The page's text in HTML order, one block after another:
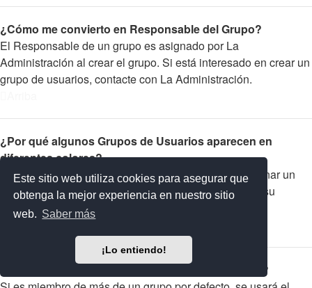
Este sitio web utiliza cookies para asegurar que
obtenga la mejor experiencia en nuestro sitio
web. Saber más
¡Lo entiendo!
¿Cómo me convierto en Responsable del Grupo?
El Responsable de un grupo es asignado por La
Administración al crear el grupo. Si está interesado en crear un
grupo de usuarios, contacte con La Administración.
¿Por qué algunos Grupos de Usuarios aparecen en
diferentes colores?
La Administración del foro tiene la posibilidad de asignar un
color a los usuarios de un grupo para hacer más fácil su
identificación.
¿Qué es un "Grupo de Usuarios predeterminado"?